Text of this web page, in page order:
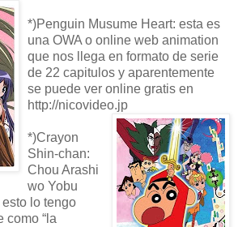
*)Penguin Musume Heart: esta es
una OWA o online web animation
que nos llega en formato de serie
de 22 capitulos y aparentemente
se puede ver online gratis en
http://nicovideo.jp
*)Crayon
Shin-chan:
Chou Arashi
wo Yobu
lo tengo
como “la